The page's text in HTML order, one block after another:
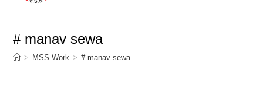
# manav sewa
> MSS Work > # manav sewa